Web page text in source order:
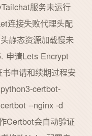
服务未运行
连接失败代理头配
静态资源加载慢未
申请Lets Encrypt
申请和续期过程安
certbot-
--nginx -d
Certbot会自动验证